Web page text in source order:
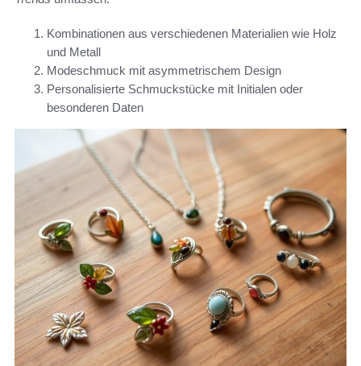
Kombinationen aus verschiedenen Materialien wie Holz
und Metall
Modeschmuck mit asymmetrischem Design
Personalisierte Schmuckstücke mit Initialen oder
besonderen Daten